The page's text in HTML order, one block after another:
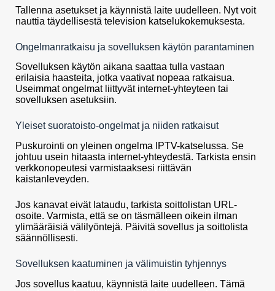
Tallenna asetukset ja käynnistä laite uudelleen. Nyt voit
nauttia täydellisestä television katselukokemuksesta.
Ongelmanratkaisu ja sovelluksen käytön parantaminen
Sovelluksen käytön aikana saattaa tulla vastaan
erilaisia haasteita, jotka vaativat nopeaa ratkaisua.
Useimmat ongelmat liittyvät internet-yhteyteen tai
sovelluksen asetuksiin.
Yleiset suoratoisto-ongelmat ja niiden ratkaisut
Puskurointi on yleinen ongelma IPTV-katselussa. Se
johtuu usein hitaasta internet-yhteydestä. Tarkista ensin
verkkonopeutesi varmistaaksesi riittävän
kaistanleveyden.
Jos kanavat eivät lataudu, tarkista soittolistan URL-
osoite. Varmista, että se on täsmälleen oikein ilman
ylimääräisiä välilyöntejä. Päivitä sovellus ja soittolista
säännöllisesti.
Sovelluksen kaatuminen ja välimuistin tyhjennys
Jos sovellus kaatuu, käynnistä laite uudelleen. Tämä